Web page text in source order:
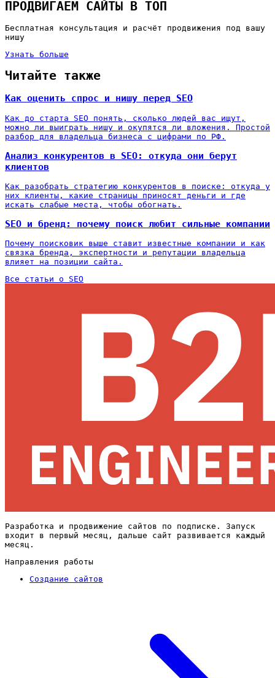
ПРОДВИГАЕМ САЙТЫ В ТОП
Бесплатная консультация и расчёт продвижения под вашу
нишу
Узнать больше
Читайте также
Как оценить спрос и нишу перед SEO
Как до старта SEO понять, сколько людей вас ищут,
можно ли выиграть нишу и окупятся ли вложения. Простой
разбор для владельца бизнеса с цифрами по РФ.
Анализ конкурентов в SEO: откуда они берут
клиентов
Как разобрать стратегию конкурентов в поиске: откуда у
них клиенты, какие страницы приносят деньги и где
искать слабые места, чтобы обогнать.
SEO и бренд: почему поиск любит сильные компании
Почему поисковик выше ставит известные компании и как
связка бренда, экспертности и репутации владельца
влияет на позиции сайта.
Все статьи о SEO
Разработка и продвижение сайтов по подписке. Запуск
входит в первый месяц, дальше сайт развивается каждый
месяц.
Направления работы
Создание сайтов